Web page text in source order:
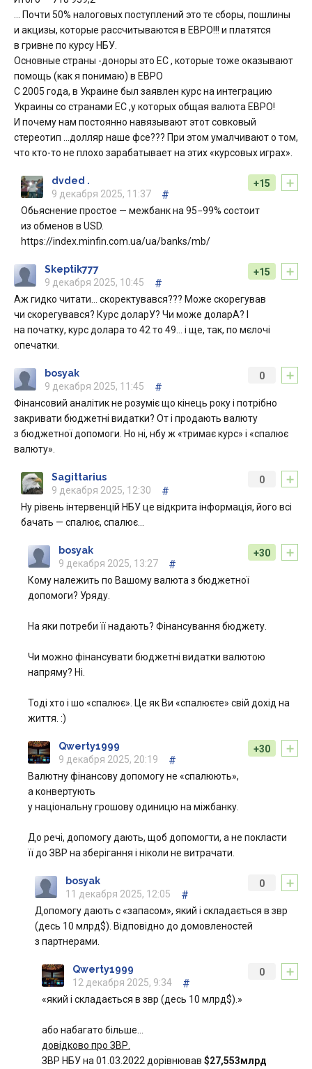
… Почти 50% налоговых поступлений это те сборы, пошлины
и акцизы, которые рассчитываются в ЕВРО!!! и платятся
в гривне по курсу НБУ.
Основные страны -доноры это ЕС , которые тоже оказывают
помощь (как я понимаю) в ЕВРО
С 2005 года, в Украине был заявлен курс на интеграцию
Украины со странами ЕС ,у которых общая валюта ЕВРО!
И почему нам постоянно навязывают этот совковый
стереотип …долляр наше фсе??? При этом умалчивают о том,
что кто-то не плохо зарабатывает на этих «курсовых играх».
+
+15
dvded .
9 декабря 2025, 11:37
#
Обьяснение простое — межбанк на 95−99% состоит
из обменов в USD.
https://index.minfin.com.ua/ua/banks/mb/
+
+15
Skeptik777
9 декабря 2025, 10:45
#
Аж гидко читати… скоректувався??? Може скорегував
чи скорегувався? Курс доларУ? Чи може доларА? І
на початку, курс долара то 42 то 49… і ще, так, по мєлочі
опечатки.
+
0
bosyak
9 декабря 2025, 11:45
#
Фінансовий аналітик не розуміє що кінець року і потрібно
закривати бюджетні видатки? От і продають валюту
з бюджетної допомоги. Но ні, нбу ж «тримає курс» і «спалює
валюту».
+
0
Sagittarius
9 декабря 2025, 12:30
#
Ну рівень інтервенцій НБУ це відкрита інформація, його всі
бачать — спалює, спалює…
+
+30
bosyak
9 декабря 2025, 13:27
#
Кому належить по Вашому валюта з бюджетної
допомоги? Уряду.
На яки потреби її надають? Фінансування бюджету.
Чи можно фінансувати бюджетні видатки валютою
напряму? Ні.
Тоді хто і шо «спалює». Це як Ви «спалюєте» свій дохід на
життя. :)
+
+30
Qwerty1999
9 декабря 2025, 20:19
#
Валютну фінансову допомогу не «спалюють»,
а конвертують
у національну грошову одиницю на міжбанку.
До речі, допомогу дають, щоб допомогти, а не покласти
її до ЗВР на зберігання і ніколи не витрачати.
+
0
bosyak
11 декабря 2025, 12:05
#
Допомогу дають с «запасом», який і складається в звр
(десь 10 млрд$). Відповідно до домовленостей
з партнерами.
+
0
Qwerty1999
12 декабря 2025, 9:34
#
«який і складається в звр (десь 10 млрд$).»
або набагато більше…
довідково про ЗВР.
ЗВР НБУ на 01.03.2022 дорівнював $27,553млрд